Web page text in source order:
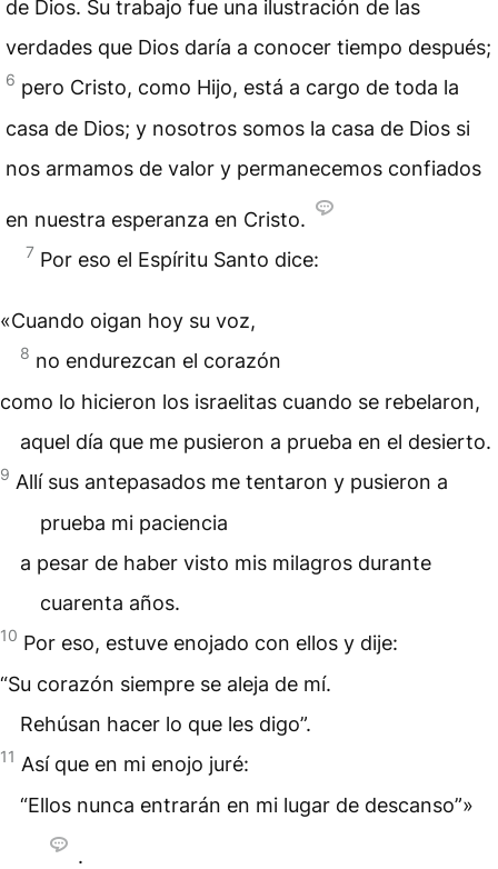
de Dios. Su trabajo fue una ilustración de las
verdades que Dios daría a conocer tiempo después;
6 pero Cristo, como Hijo, está a cargo de toda la
casa de Dios; y nosotros somos la casa de Dios si
nos armamos de valor y permanecemos confiados
en nuestra esperanza en Cristo.
7 Por eso el Espíritu Santo dice:
«Cuando oigan hoy su voz,
8 no endurezcan el corazón
como lo hicieron los israelitas cuando se rebelaron,
aquel día que me pusieron a prueba en el desierto.
9 Allí sus antepasados me tentaron y pusieron a
prueba mi paciencia
a pesar de haber visto mis milagros durante
cuarenta años.
10 Por eso, estuve enojado con ellos y dije:
“Su corazón siempre se aleja de mí.
Rehúsan hacer lo que les digo”.
11 Así que en mi enojo juré:
“Ellos nunca entrarán en mi lugar de descanso”»
.